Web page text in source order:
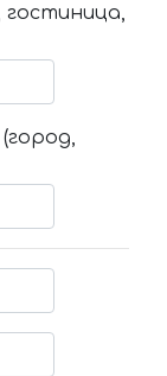
гостиница,